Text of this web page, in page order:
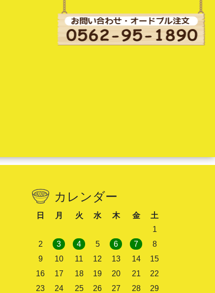
カレンダー
日 月 火 水 木 金
土
1
2
3 4 5 6 7
8
9
10 11 12 13 14
15
16
17 18 19 20 21
22
23
24 25 26 27 28
29